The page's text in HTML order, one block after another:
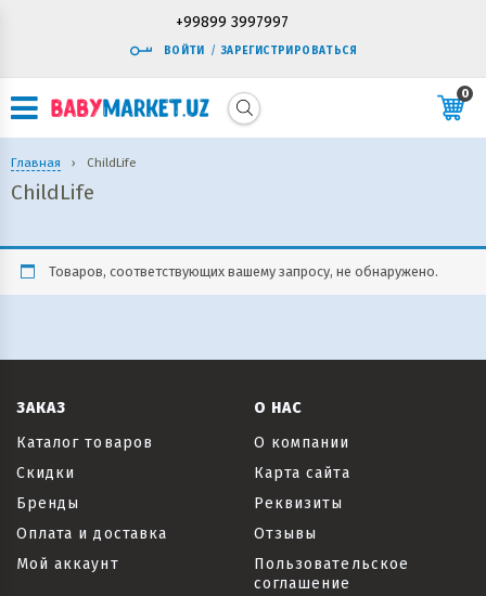
+99899 3997997
ВОЙТИ / ЗАРЕГИСТРИРОВАТЬСЯ
0
Главная › ChildLife
ChildLife
Товаров, соответствующих вашему запросу, не обнаружено.
ЗАКАЗ
Каталог товаров
Скидки
Бренды
Оплата и доставка
Мой аккаунт
О НАС
О компании
Карта сайта
Реквизиты
Отзывы
Пользовательское
соглашение